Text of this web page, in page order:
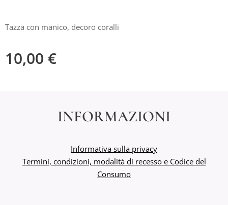
Tazza con manico, decoro coralli
10,00 €
INFORMAZIONI
Informativa sulla privacy
Termini, condizioni, modalità di recesso e Codice del
Consumo